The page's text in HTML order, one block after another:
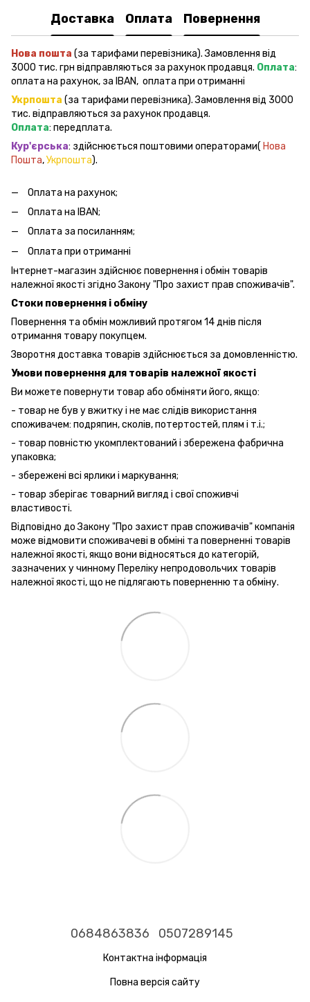
Доставка Оплата Повернення
Нова пошта (за тарифами перевізника). Замовлення від
3000 тис. грн відправляються за рахунок продавця. Оплата:
оплата на рахунок, за IBAN, оплата при отриманні
Укрпошта (за тарифами перевізника). Замовлення від 3000
тис. відправляються за рахунок продавця.
Оплата: передплата.
Кур'єрська: здійснюється поштовими операторами( Нова
Пошта,Укрпошта).
Оплата на рахунок;
Оплата на IBAN;
Оплата за посиланням;
Оплата при отриманні
Інтернет-магазин здійснює повернення і обмін товарів
належної якості згідно Закону "Про захист прав споживачів".
Стоки повернення і обміну
Повернення та обмін можливий протягом 14 днів після
отримання товару покупцем.
Зворотня доставка товарів здійснюється за домовленністю.
Умови повернення для товарів належної якості
Ви можете повернути товар або обміняти його, якщо:
- товар не був у вжитку і не має слідів використання
споживачем: подряпин, сколів, потертостей, плям і т.і.;
- товар повністю укомплектований і збережена фабрична
упаковка;
- збережені всі ярлики і маркування;
- товар зберігає товарний вигляд і свої споживчі
властивості.
Відповідно до Закону "Про захист прав споживачів" компанія
може відмовити споживачеві в обміні та поверненні товарів
належної якості, якщо вони відносяться до категорій,
зазначених у чинному Переліку непродовольчих товарів
належної якості, що не підлягають поверненню та обміну.
0684863836 0507289145
Контактна інформація
Повна версія сайту